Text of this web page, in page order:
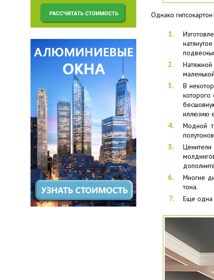
Однако
Натяжной
В
которого
иллюзию
Модной
Многие
тона.
Еще одна